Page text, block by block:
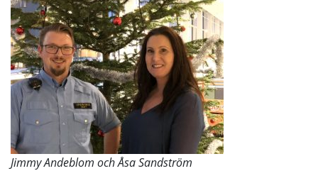
Jimmy Andeblom och Åsa Sandström